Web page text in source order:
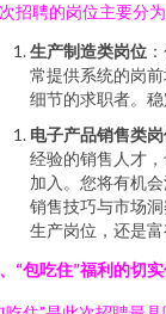
招聘的岗位主要分为
生产制造类岗位
常提供系统的岗
细节的求职者。
电子产品销售类
经验的销售人才
加入。您将有机
销售技巧与市场
生产岗位，还是
“包吃住”福利的切